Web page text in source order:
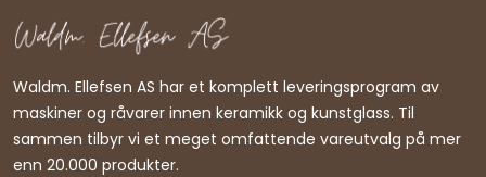
Waldm. Ellefsen AS har et komplett leveringsprogram av
maskiner og råvarer innen keramikk og kunstglass. Til
sammen tilbyr vi et meget omfattende vareutvalg på mer
enn 20.000 produkter.